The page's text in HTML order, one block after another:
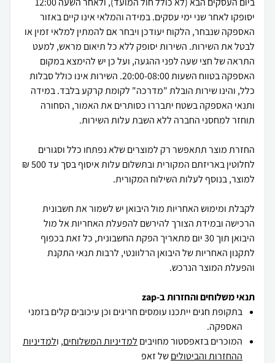
יסופקו לאחר שני ימי עסקים. במידה והמלאי אינו קיים באזור
האספקה שנבחר, הלקוח יעודכן ויבחר אם להמתין למלאי זמין או
לבטל את השירות. השירות יסופק ללא כל תיאום מראש, למעט
התראה של חצי שעה לפני ההגעה, ועל כן יש להימצא במקום
האספקה בטווח השעות 20:00-08:00. השירות אינו כולל סבלות
כלל, והינו שירות הובלת "מדרכה" לקומת קרקע בלבד. במידה
ותנאי האספקה בשטח יתבררו כסותרים את האמור, הסחורה
החזרת מוצר תתאפשר רק למוצרים שלא נפתחו כלל וסגורים
לחלוטין באריזתם המקורית ובתשלום עלות איסוף בסך עד 500 ₪
לקבלת ומימוש האחריות מול היבואן יש לשמור את חשבונית
הרכישה ובמידת הצורך להירשם להפעלת האחריות אל מול
היבואן תוך 30 יום מתאריך הפקת החשבונית, כל זאת בכפוף
לתקנון האחריות של היבואן הרלוונטי, לרבות תנאי התקנת
והפעלת המוצר הנרכש.
תנאי משלוחים והחזרות ב-zap
בתקופת חגים ייתכנו עומסים חריגים וכן עיכובים קלים בזמני
האספקה.
המוכרים בזאפסטור מחויבים למדיניות המשלוחים, ולמדיניות
ההחזרות והביטוליםשל זאפ